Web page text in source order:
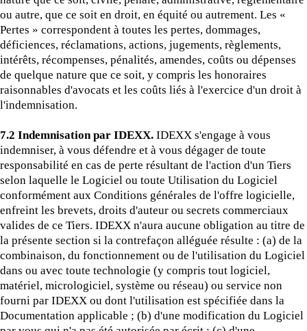
ou autre, que ce soit en droit, en équité ou autrement. Les «
Pertes » correspondent à toutes les pertes, dommages,
déficiences, réclamations, actions, jugements, règlements,
intérêts, récompenses, pénalités, amendes, coûts ou dépenses
de quelque nature que ce soit, y compris les honoraires
raisonnables d'avocats et les coûts liés à l'exercice d'un droit à
l'indemnisation.
7.2 Indemnisation par IDEXX. IDEXX s'engage à vous
indemniser, à vous défendre et à vous dégager de toute
responsabilité en cas de perte résultant de l'action d'un Tiers
selon laquelle le Logiciel ou toute Utilisation du Logiciel
conformément aux Conditions générales de l'offre logicielle,
enfreint les brevets, droits d'auteur ou secrets commerciaux
valides de ce Tiers. IDEXX n'aura aucune obligation au titre de
la présente section si la contrefaçon alléguée résulte : (a) de la
combinaison, du fonctionnement ou de l'utilisation du Logiciel
dans ou avec toute technologie (y compris tout logiciel,
matériel, micrologiciel, système ou réseau) ou service non
fourni par IDEXX ou dont l'utilisation est spécifiée dans la
Documentation applicable ; (b) d'une modification du Logiciel